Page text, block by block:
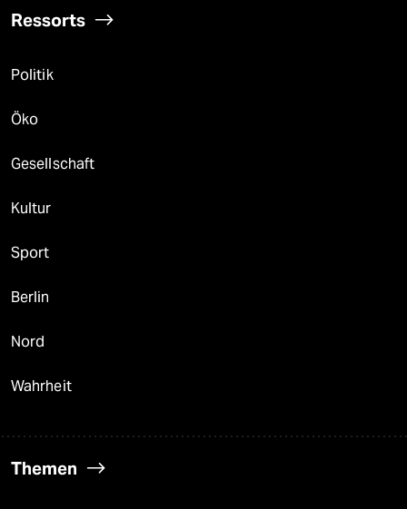
Ressorts
Politik
Öko
Gesellschaft
Kultur
Sport
Berlin
Nord
Wahrheit
Themen